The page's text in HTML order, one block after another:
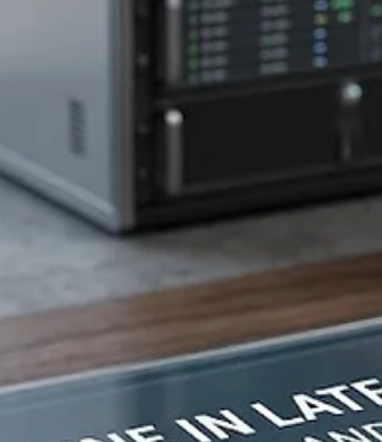
Ландшафт современного
#Высшего_Образования требует от учебных
заведений постоянной адаптации,
совершенствования и приоритетного
к потребностям своих слушателей.
#Швейцарский_Международный_Университет
недавно достиг нескольких значимых рубежей,
которые подчеркивают его глубокое внимание
академическому совершенству, передовым
практикам и всестороннему студенческому
опыту. Эти недавние достижения
неизменную приверженность учреждения
предоставлению высокок